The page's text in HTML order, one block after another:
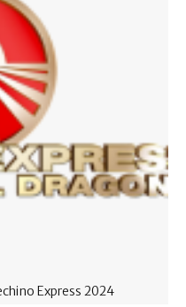
Express 2024